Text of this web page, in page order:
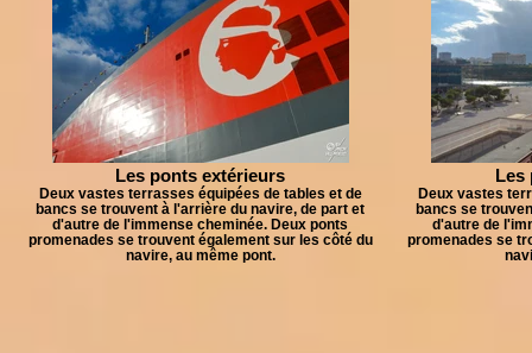
Les ponts extérieurs
Deux vastes terrasses équipées de tables et de
bancs se trouvent à l'arrière du navire, de part et
d'autre de l'immense cheminée. Deux ponts
promenades se trouvent également sur les côté du
navire, au même pont.
Les
Deux vastes
bancs se
d'autre de
promenades se